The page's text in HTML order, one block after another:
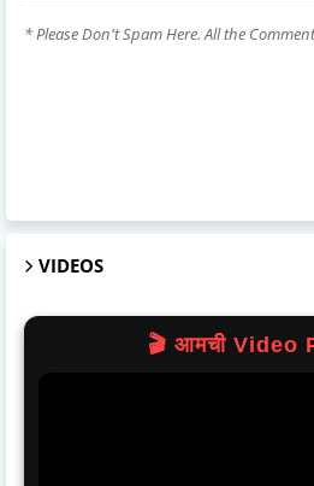
* Please Don't Spam Here. All the
VIDEOS
🎬 आमची Video